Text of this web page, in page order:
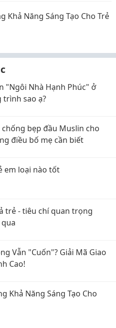
Khả Năng Sáng Tạo Cho Trẻ
"Ngôi Nhà Hạnh Phúc" ở
trình sao ạ?
bẹp đầu Muslin cho
điều bố mẹ cần biết
em loại nào tốt
trẻ - tiêu chí quan trọng
Vẫn "Cuốn"? Giải Mã Giao
Cao!
Khả Năng Sáng Tạo Cho